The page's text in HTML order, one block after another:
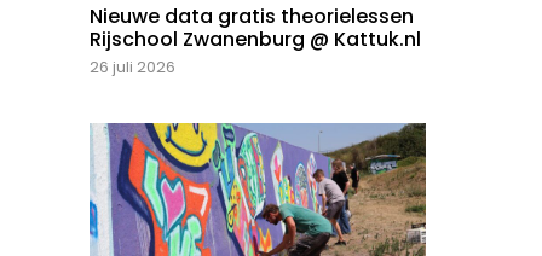
Nieuwe data gratis theorielessen
Rijschool Zwanenburg @ Kattuk.nl
26 juli 2026